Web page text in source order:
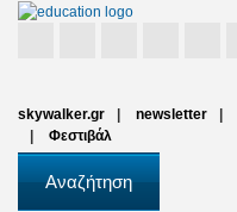
skywalker.gr
newsletter
Φεστιβάλ
Αναζήτηση
Σπουδές
Υποτροφίες